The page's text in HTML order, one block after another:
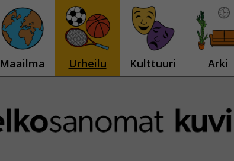
Maailma Urheilu Kulttuuri Arki